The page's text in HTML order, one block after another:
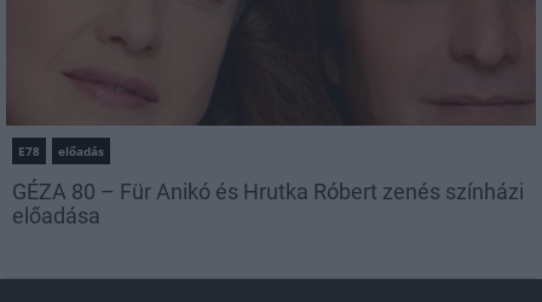
E78 előadás
GÉZA 80 – Für Anikó és Hrutka Róbert zenés színházi
előadása